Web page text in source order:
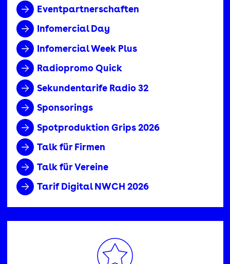
Eventpartnerschaften
Infomercial Day
Infomercial Week Plus
Radiopromo Quick
Sekundentarife Radio 32
Sponsorings
Spotproduktion Grips 2026
Talk für Firmen
Talk für Vereine
Tarif Digital NWCH 2026